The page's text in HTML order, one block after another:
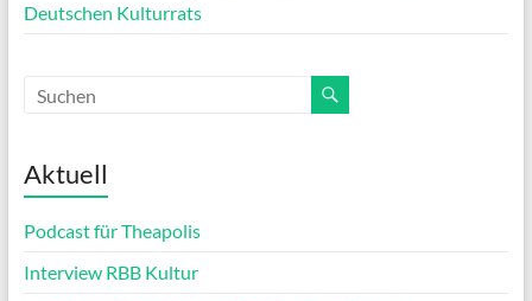
Deutschen Kulturrats
Aktuell
Podcast für Theapolis
Interview RBB Kultur